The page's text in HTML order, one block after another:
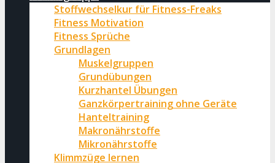
Stoffwechselkur für Fitness-Freaks
Fitness Motivation
Fitness Sprüche
Grundlagen
Muskelgruppen
Grundübungen
Kurzhantel Übungen
Ganzkörpertraining ohne Geräte
Hanteltraining
Makronährstoffe
Mikronährstoffe
Klimmzüge lernen